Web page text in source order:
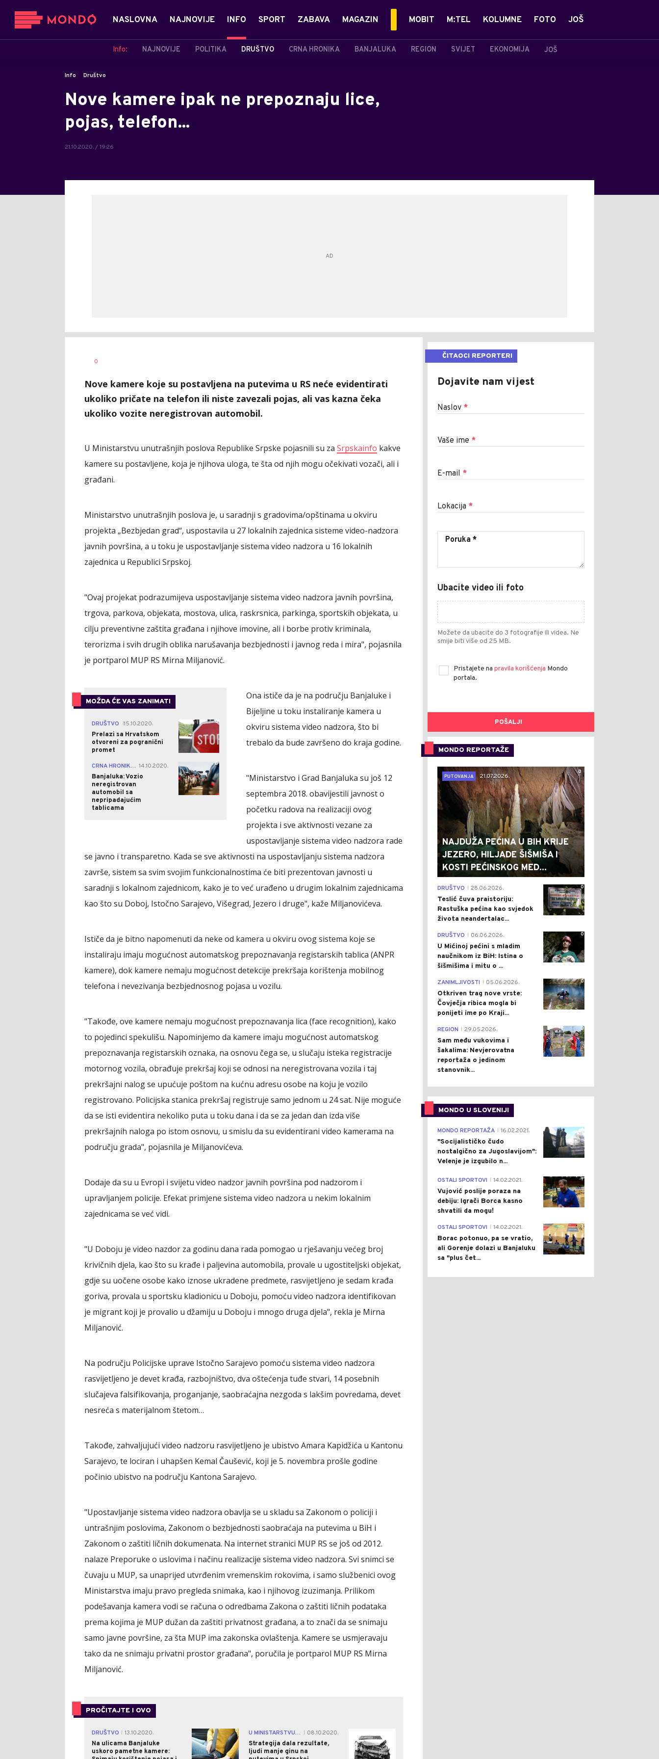
NASLOVNA NAJNOVIJE INFO
Info: NAJNOVIJE POLITIKA DRUŠTVO CRNA HRONIKA BANJALUKA REGION SVIJET EKONOMIJA JOŠ
SPORT ZABAVA MAGAZIN MOBIT M:TEL KOLUMNE FOTO JOŠ
Info Društvo
Nove kamere ipak ne prepoznaju lice,
pojas, telefon...
21.10.2020. / 19:26
AUTOR
0
Nove kamere koje su postavljena na putevima u RS neće evidentirati
ukoliko pričate na telefon ili niste zavezali pojas, ali vas kazna čeka
ukoliko vozite neregistrovan automobil.
U Ministarstvu unutrašnjih poslova Republike Srpske pojasnili su za Srpskainfo kakve
kamere su postavljene, koja je njihova uloga, te šta od njih mogu očekivati vozači, ali i
građani.
Ministarstvo unutrašnjih poslova je, u saradnji s gradovima/opštinama u okviru
projekta „Bezbjedan grad“, uspostavila u 27 lokalnih zajednica sisteme video-nadzora
javnih površina, a u toku je uspostavljanje sistema video nadzora u 16 lokalnih
zajednica u Republici Srpskoj.
"Ovaj projekat podrazumijeva uspostavljanje sistema video nadzora javnih površina,
trgova, parkova, objekata, mostova, ulica, raskrsnica, parkinga, sportskih objekata, u
cilju preventivne zaštita građana i njihove imovine, ali i borbe protiv kriminala,
terorizma i svih drugih oblika narušavanja bezbjednosti i javnog reda i mira", pojasnila
je portparol MUP RS Mirna Miljanović.
MOŽDA ĆE VAS ZANIMATI
DRUŠTVO
15.10.2020.
Prelazi sa Hrvatskom
otvoreni za pogranični
promet
0
CRNA HRONIKA 14.10.2020.
Banjaluka: Vozio
neregistrovan
automobil sa
nepripadajućim
tablicama
0
Ona ističe da je na području Banjaluke i
Bijeljine u toku instaliranje kamera u
okviru sistema video nadzora, što bi
trebalo da bude završeno do kraja godine.
"Ministarstvo i Grad Banjaluka su još 12
septembra 2018. obavijestili javnost o
početku radova na realizaciji ovog
projekta i sve aktivnosti vezane za
uspostavljanje sistema video nadzora rade
se javno i transparetno. Kada se sve aktivnosti na uspostavljanju sistema nadzora
završe, sistem sa svim svojim funkcionalnostima će biti prezentovan javnosti u
saradnji s lokalnom zajednicom, kako je to već urađeno u drugim lokalnim zajednicama
kao što su Doboj, Istočno Sarajevo, Višegrad, Jezero i druge", kaže Miljanovićeva.
Ističe da je bitno napomenuti da neke od kamera u okviru ovog sistema koje se
instaliraju imaju mogućnost automatskog prepoznavanja registarskih tablica (ANPR
kamere), dok kamere nemaju mogućnost detekcije prekršaja korištenja mobilnog
telefona i nevezivanja bezbjednosnog pojasa u vozilu.
"Takođe, ove kamere nemaju mogućnost prepoznavanja lica (face recognition), kako
to pojedinci spekulišu. Napominjemo da kamere imaju mogućnost automatskog
prepoznavanja registarskih oznaka, na osnovu čega se, u slučaju isteka registracije
motornog vozila, obrađuje prekršaj koji se odnosi na neregistrovana vozila i taj
prekršajni nalog se upućuje poštom na kućnu adresu osobe na koju je vozilo
registrovano. Policijska stanica prekršaj registruje samo jednom u 24 sat. Nije moguće
da se isti evidentira nekoliko puta u toku dana i da se za jedan dan izda više
prekršajnih naloga po istom osnovu, u smislu da su evidentirani video kamerama na
području grada", pojasnila je Miljanovićeva.
Dodaje da su u Evropi i svijetu video nadzor javnih površina pod nadzorom i
upravljanjem policije. Efekat primjene sistema video nadzora u nekim lokalnim
zajednicama se već vidi.
"U Doboju je video nazdor za godinu dana rada pomogao u rješavanju većeg broj
krivičnih djela, kao što su krađe i paljevina automobila, provale u ugostiteljski objekat,
gdje su uočene osobe kako iznose ukradene predmete, rasvijetljeno je sedam krađa
goriva, provala u sportsku kladionicu u Doboju, pomoću video nadzora identifikovan
je migrant koji je provalio u džamiju u Doboju i mnogo druga djela", rekla je Mirna
Miljanović.
Na području Policijske uprave Istočno Sarajevo pomoću sistema video nadzora
rasvijetljeno je devet krađa, razbojništvo, dva oštećenja tuđe stvari, 14 posebnih
slučajeva falsifikovanja, proganjanje, saobraćajna nezgoda s lakšim povredama, devet
nesreća s materijalnom štetom…
Takođe, zahvaljujući video nadzoru rasvijetljeno je ubistvo Amara Kapidžića u Kantonu
Sarajevo, te lociran i uhapšen Kemal Čaušević, koji je 5. novembra prošle godine
počinio ubistvo na području Kantona Sarajevo.
"Upostavljanje sistema video nadzora obavlja se u skladu sa Zakonom o policiji i
untrašnjim poslovima, Zakonom o bezbjednosti saobraćaja na putevima u BiH i
Zakonom o zaštiti ličnih dokumenata. Na internet stranici MUP RS se još od 2012.
nalaze Preporuke o uslovima i načinu realizacije sistema video nadzora. Svi snimci se
čuvaju u MUP, sa unaprijed utvrđenim vremenskim rokovima, i samo službenici ovog
Ministarstva imaju pravo pregleda snimaka, kao i njihovog izuzimanja. Prilikom
podešavanja kamera vodi se računa o odredbama Zakona o zaštiti ličnih podataka
prema kojima je MUP dužan da zaštiti privatnost građana, a to znači da se snimaju
samo javne površine, za šta MUP ima zakonska ovlaštenja. Kamere se usmjeravaju
tako da ne snimaju privatni prostor građana", poručila je portparol MUP RS Mirna
Miljanović.
PROČITAJTE I OVO
DRUŠTVO
13.10.2020.
Na ulicama Banjaluke
uskoro pametne kamere:
0 U MINISTARSTVU TVRDE
08.10.2020.
Strategija dala rezultate,
ljudi manje ginu na
ČITAOCI REPORTERI
Dojavite nam vijest
Naslov *
Vaše ime *
E-mail *
Lokacija *
Ubacite video ili foto
Možete da ubacite do 3 fotografije ili videa. Ne
smije biti više od 25 MB.
Pristajete na pravila korišćenja Mondo
portala.
POŠALJI
MONDO REPORTAŽE
0
PUTOVANJA
21.07.2026.
NAJDUŽA PEĆINA U BIH KRIJE
JEZERO, HILJADE ŠIŠMIŠA I
KOSTI PEĆINSKOG MED...
0
DRUŠTVO 28.06.2026.
Teslić čuva praistoriju:
Rastuška pećina kao svjedok
života neandertalac...
0
DRUŠTVO 06.06.2026.
U Mićinoj pećini s mladim
naučnikom iz BiH: Istina o
šišmišima i mitu o ...
0
ZANIMLJIVOSTI 05.06.2026.
Otkriven trag nove vrste:
Čovječja ribica mogla bi
ponijeti ime po Kraji...
0
REGION 29.05.2026.
Sam među vukovima i
šakalima: Nevjerovatna
reportaža o jedinom
stanovnik...
MONDO U SLOVENIJI
4
MONDO REPORTAŽA 16.02.2021.
"Socijalističko čudo
nostalgično za Jugoslavijom":
Velenje je izgubilo n...
1
OSTALI SPORTOVI 14.02.2021.
Vujović poslije poraza na
debiju: Igrači Borca kasno
shvatili da mogu!
3
OSTALI SPORTOVI 14.02.2021.
Borac potonuo, pa se vratio,
ali Gorenje dolazi u Banjaluku
sa "plus čet...